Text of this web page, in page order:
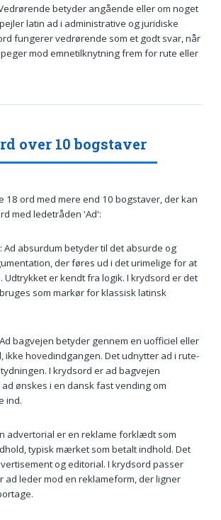
betyder angående eller om noget
latin ad i administrative og juridiske
fungerer vedrørende som et godt svar, når
mod emnetilknytning frem for rute eller
over 10 bogstaver
18 ord med mere end 10 bogstaver, der kan
med ledetråden 'Ad':
: Ad absurdum betyder til det absurde og
der føres ud i det urimelige for at
Udtrykket er kendt fra logik. I krydsord er det
som markør for klassisk latinsk
bagvejen betyder gennem en uofficiel eller
ikke hovedindgangen. Det udnytter ad i rute-
I krydsord er ad bagvejen
ønskes i en dansk fast vending om
ind.
advertorial er en reklame forklædt som
typisk mærket som betalt indhold. Det
og editorial. I krydsord passer
ad leder mod en reklameform, der ligner